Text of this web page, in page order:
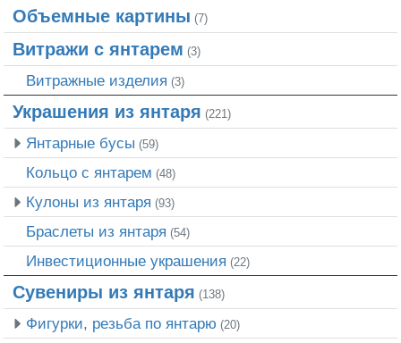
Объемные картины (7)
Витражи с янтарем (3)
Витражные изделия (3)
Украшения из янтаря (221)
Янтарные бусы (59)
Кольцо с янтарем (48)
Кулоны из янтаря (93)
Браслеты из янтаря (54)
Инвестиционные украшения (22)
Сувениры из янтаря (138)
Фигурки, резьба по янтарю (20)